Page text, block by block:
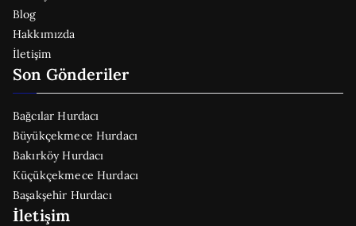
Blog
Hakkımızda
İletişim
Son Gönderiler
Bağcılar Hurdacı
Büyükçekmece Hurdacı
Bakırköy Hurdacı
Küçükçekmece Hurdacı
Başakşehir Hurdacı
İletişim